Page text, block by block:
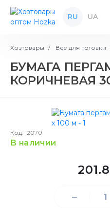
RU UA
Хозтовары Все для готовки
БУМАГА
КОРИЧНЕВАЯ
Код: 12070
в наличии